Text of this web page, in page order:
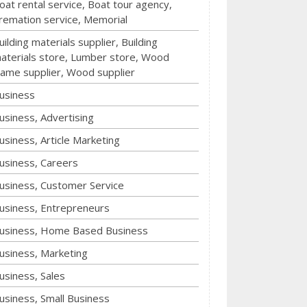
rental service, Boat tour agency,
service, Memorial
materials supplier, Building
store, Lumber store, Wood
supplier, Wood supplier
Advertising
Article Marketing
Careers
Customer Service
Entrepreneurs
Home Based Business
Marketing
Sales
Small Business